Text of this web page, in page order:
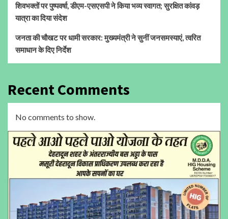
शिवभक्तों पर पुष्पवर्षा, डीएम-एसएसपी ने किया भव्य स्वागत; सुरक्षित कांवड़
यात्रा का दिया संदेश
जनता की चौखट पर धामी सरकार: मुख्यमंत्री ने सुनीं जनसमस्याएं, त्वरित
समाधान के दिए निर्देश
Recent Comments
No comments to show.